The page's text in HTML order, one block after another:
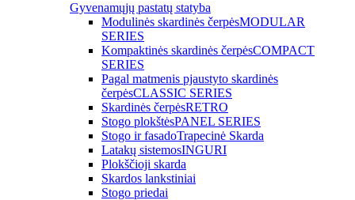
Gyvenamųjų pastatų statyba
Modulinės skardinės čerpėsMODULAR
SERIES
Kompaktinės skardinės čerpėsCOMPACT
SERIES
Pagal matmenis pjaustyto skardinės
čerpėsCLASSIC SERIES
Skardinės čerpėsRETRO
Stogo plokštėsPANEL SERIES
Stogo ir fasadoTrapecinė Skarda
Latakų sistemosINGURI
Plokščioji skarda
Skardos lankstiniai
Stogo priedai